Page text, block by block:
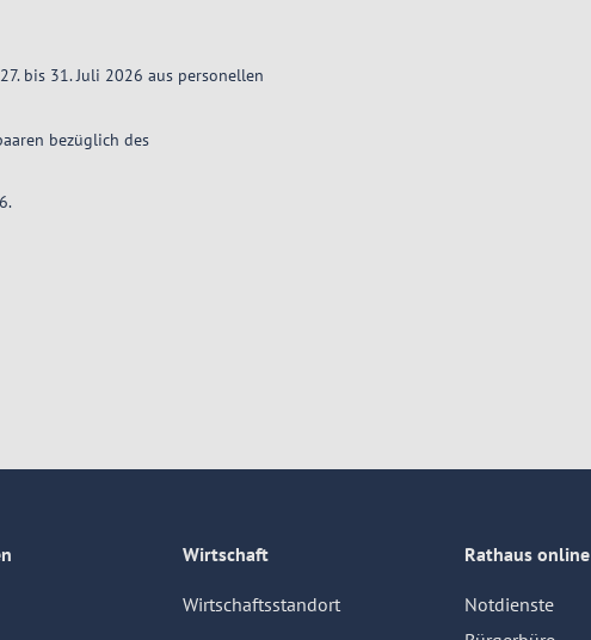
bis 31. Juli 2026 aus personellen
bezüglich des
Wirtschaft
Wirtschaftsstandort
Rathaus online
Notdienste